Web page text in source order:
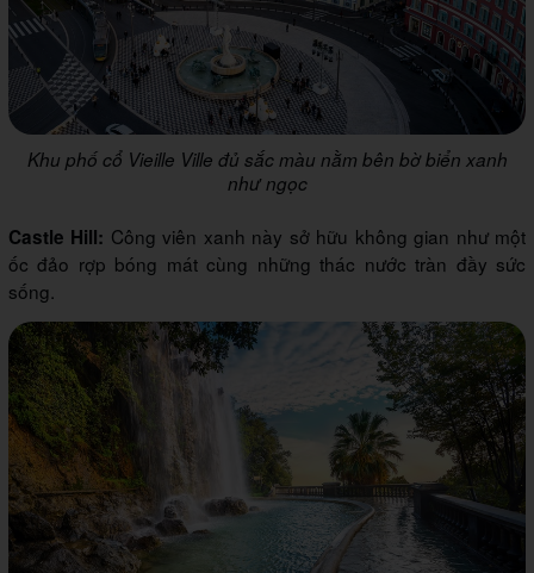
Khu phố cổ Vieille Ville đủ sắc màu nằm bên bờ biển xanh
như ngọc
Castle Hill: Công viên xanh này sở hữu không gian như một
ốc đảo rợp bóng mát cùng những thác nước tràn đầy sức
sống.